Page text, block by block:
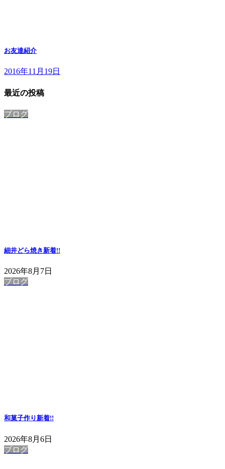
お友達紹介
2016年11月19日
最近の投稿
ブログ
細井どら焼き新着!!
2026年8月7日
ブログ
和菓子作り新着!!
2026年8月6日
ブログ